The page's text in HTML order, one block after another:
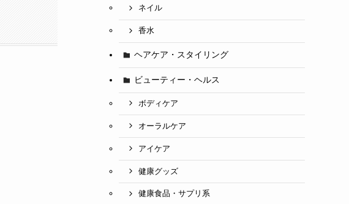
ネイル
香水
ヘアケア・スタイリング
ビューティー・ヘルス
ボディケア
オーラルケア
アイケア
健康グッズ
健康食品・サプリ系